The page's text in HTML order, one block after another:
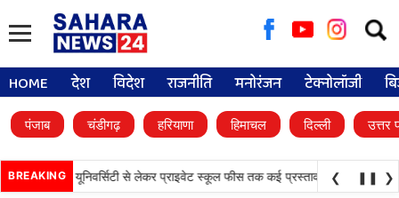
for:
HOME देश विदेश राजनीति मनोरंजन टेक्नोलॉजी
पंजाब चंडीगढ़ हरियाणा हिमाचल दिल्ली उत्तर
BREAKING
डिजिटल यूनिवर्सिटी से लेकर प्राइवेट स्कूल फीस तक कई प्रस्तावों को मंजूरी •पंजाब
❮ ❚❚ ❯